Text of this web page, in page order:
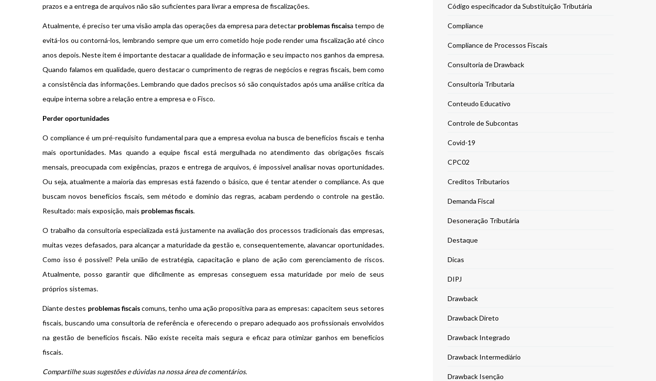
prazos e a entrega de arquivos não são suficientes para livrar a empresa de fiscalizações.
Atualmente, é preciso ter uma visão ampla das operações da empresa para detectar problemas fiscaisa tempo de
evitá-los ou contorná-los, lembrando sempre que um erro cometido hoje pode render uma fiscalização até cinco
anos depois. Neste item é importante destacar a qualidade de informação e seu impacto nos ganhos da empresa.
Quando falamos em qualidade, quero destacar o cumprimento de regras de negócios e regras fiscais, bem como
a consistência das informações. Lembrando que dados precisos só são conquistados após uma análise crítica da
equipe interna sobre a relação entre a empresa e o Fisco.
Perder oportunidades
O compliance é um pré-requisito fundamental para que a empresa evolua na busca de benefícios fiscais e tenha
mais oportunidades. Mas quando a equipe fiscal está mergulhada no atendimento das obrigações fiscais
mensais, preocupada com exigências, prazos e entrega de arquivos, é impossível analisar novas oportunidades.
Ou seja, atualmente a maioria das empresas está fazendo o básico, que é tentar atender o compliance. As que
buscam novos benefícios fiscais, sem método e domínio das regras, acabam perdendo o controle na gestão.
Resultado: mais exposição, mais problemas fiscais.
O trabalho da consultoria especializada está justamente na avaliação dos processos tradicionais das empresas,
muitas vezes defasados, para alcançar a maturidade da gestão e, consequentemente, alavancar oportunidades.
Como isso é possível? Pela união de estratégia, capacitação e plano de ação com gerenciamento de riscos.
Atualmente, posso garantir que dificilmente as empresas conseguem essa maturidade por meio de seus
próprios sistemas.
Diante destes problemas fiscaiscomuns, tenho uma ação propositiva para as empresas: capacitem seus setores
fiscais, buscando uma consultoria de referência e oferecendo o preparo adequado aos profissionais envolvidos
na gestão de benefícios fiscais. Não existe receita mais segura e eficaz para otimizar ganhos em benefícios
fiscais.
Compartilhe suas sugestões e dúvidas na nossa área de comentários.
Código especificador da Substituição Tributária
Compliance
Compliance de Processos Fiscais
Consultoria de Drawback
Consultoria Tributaria
Conteudo Educativo
Controle de Subcontas
Covid-19
CPC02
Creditos Tributarios
Demanda Fiscal
Desoneração Tributária
Destaque
Dicas
DIPJ
Drawback
Drawback Direto
Drawback Integrado
Drawback Intermediário
Drawback Isenção